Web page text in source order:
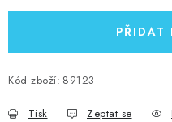
PŘIDAT
Kód zboží: 89123
Tisk Zeptat se